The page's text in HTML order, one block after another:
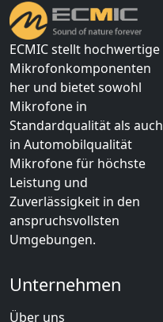
ECMIC stellt hochwertige
Mikrofonkomponenten
her und bietet sowohl
Mikrofone in
Standardqualität als auch
in Automobilqualität
Mikrofone für höchste
Leistung und
Zuverlässigkeit in den
anspruchsvollsten
Umgebungen.
Unternehmen
Über uns